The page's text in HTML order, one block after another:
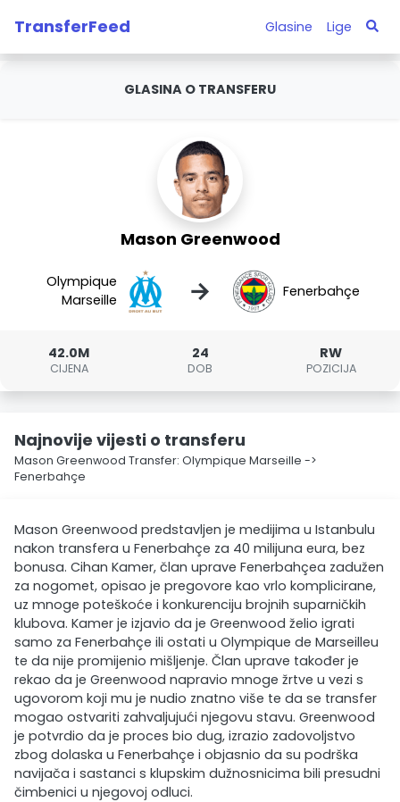
TransferFeed Glasine Lige
GLASINA O TRANSFERU
Mason Greenwood
Olympique
Marseille
→ Fenerbahçe
42.0M
CIJENA
24
DOB
RW
POZICIJA
Najnovije vijesti o transferu
Mason Greenwood Transfer: Olympique Marseille ->
Fenerbahçe
Mason Greenwood predstavljen je medijima u Istanbulu
nakon transfera u Fenerbahçe za 40 milijuna eura, bez
bonusa. Cihan Kamer, član uprave Fenerbahçea zadužen
za nogomet, opisao je pregovore kao vrlo komplicirane,
uz mnoge poteškoće i konkurenciju brojnih suparničkih
klubova. Kamer je izjavio da je Greenwood želio igrati
samo za Fenerbahçe ili ostati u Olympique de Marseilleu
te da nije promijenio mišljenje. Član uprave također je
rekao da je Greenwood napravio mnoge žrtve u vezi s
ugovorom koji mu je nudio znatno više te da se transfer
mogao ostvariti zahvaljujući njegovu stavu. Greenwood
je potvrdio da je proces bio dug, izrazio zadovoljstvo
zbog dolaska u Fenerbahçe i objasnio da su podrška
navijača i sastanci s klupskim dužnosnicima bili presudni
čimbenici u njegovoj odluci.